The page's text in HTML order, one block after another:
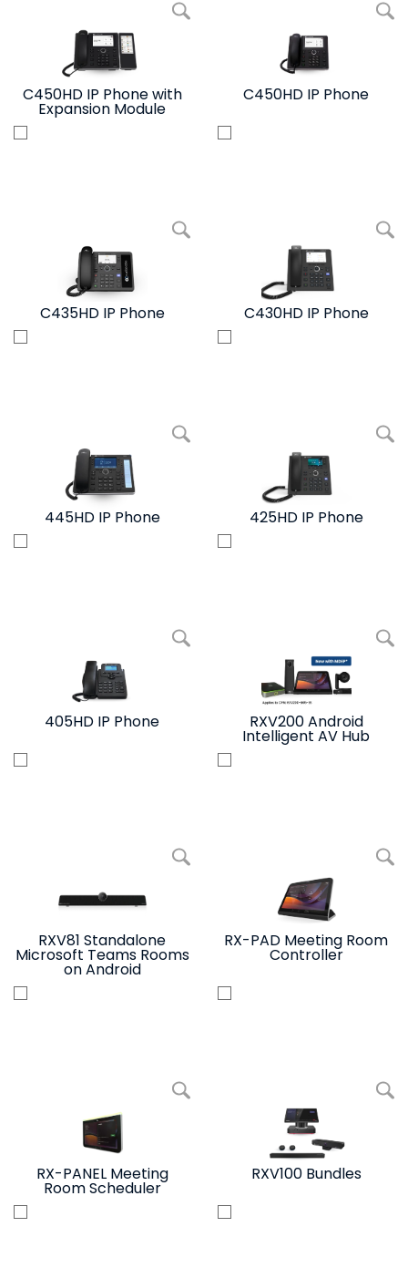
写真を拡大 C450HD IP Phone with Expansion Module
C450HD IP Phone with
Expansion Module
写真を拡大
C450HD IP Phone
写真を拡大 C435HD IP Phone
C435HD IP Phone
写真を拡大
C430HD IP Phone
写真を拡大 445HD IP Phone
445HD IP Phone
写真を拡大
425HD IP Phone
写真を拡大 405HD IP Phone
405HD IP Phone
写真を拡大 RXV200 Android
RXV200 Android
Intelligent AV Hub
写真を拡大 RXV81 Standalone Microsoft Teams Rooms on Android
RXV81 Standalone
Microsoft Teams Rooms
on Android
写真を拡
RX-PAD Meeting Room
Controller
写真を拡大 RX-PANEL Meeting Room Scheduler
RX-PANEL Meeting
Room Scheduler
写真を拡
RXV100 Bundles